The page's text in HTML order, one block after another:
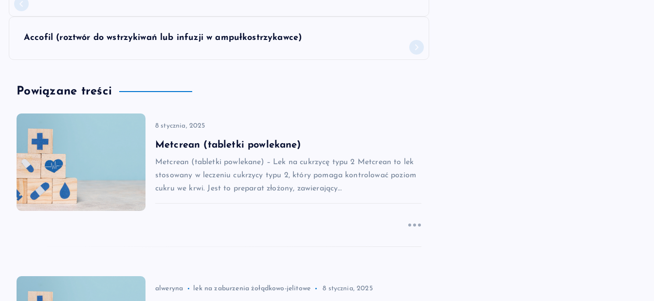
a
g
a
c
a
Accofil (roztwór do wstrzykiwań lub infuzji w ampułkostrzykawce)
Powiązane treści
8 stycznia, 2025
Metcrean (tabletki powlekane)
Metcrean (tabletki powlekane) – Lek na cukrzycę typu 2 Metcrean to lek
stosowany w leczeniu cukrzycy typu 2, który pomaga kontrolować poziom
cukru we krwi. Jest to preparat złożony, zawierający…
alweryna lek na zaburzenia żołądkowo-jelitowe 8 stycznia, 2025